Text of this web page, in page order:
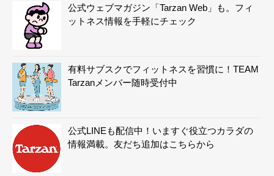
公式ウェブマガジン「Tarzan Web」も。フィ
ットネス情報を手軽にチェック
有料サブスクでフィットネスを習慣に！TEAM
Tarzanメンバー随時受付中
公式LINEも配信中！いますぐ役立つカラダの
情報満載。友だち追加はこちらから